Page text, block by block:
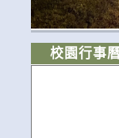
校園行事